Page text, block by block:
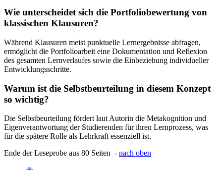
Wie unterscheidet sich die Portfoliobewertung von
klassischen Klausuren?
Während Klausuren meist punktuelle Lernergebnisse abfragen,
ermöglicht die Portfolioarbeit eine Dokumentation und Reflexion
des gesamten Lernverlaufes sowie die Einbeziehung individueller
Entwicklungsschritte.
Warum ist die Selbstbeurteilung in diesem Konzept
so wichtig?
Die Selbstbeurteilung fördert laut Autorin die Metakognition und
Eigenverantwortung der Studierenden für ihren Lernprozess, was
für die spätere Rolle als Lehrkraft essenziell ist.
Ende der Leseprobe aus 80 Seiten - nach oben